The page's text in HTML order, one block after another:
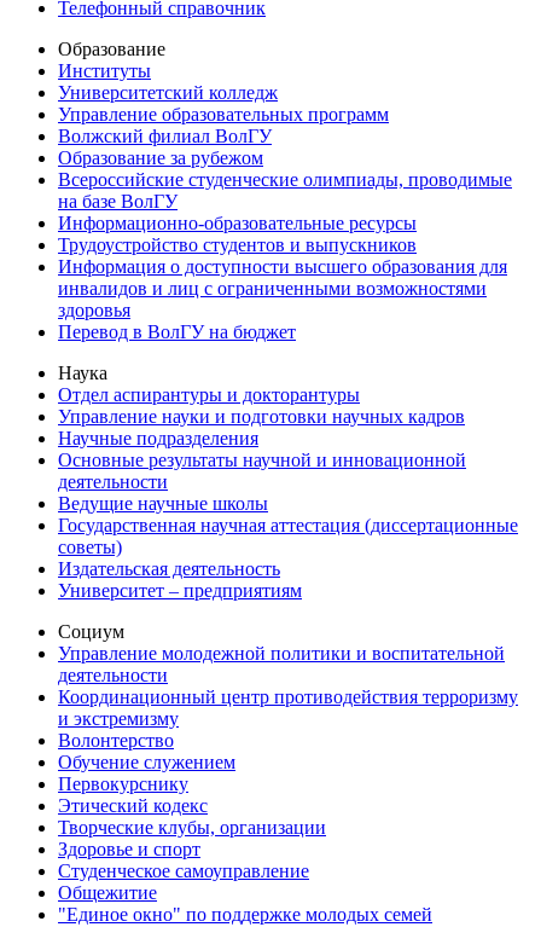
Телефонный справочник
Образование
Институты
Университетский колледж
Управление образовательных программ
Волжский филиал ВолГУ
Образование за рубежом
Всероссийские студенческие олимпиады, проводимые
на базе ВолГУ
Информационно-образовательные ресурсы
Трудоустройство студентов и выпускников
Информация о доступности высшего образования для
инвалидов и лиц с ограниченными возможностями
здоровья
Перевод в ВолГУ на бюджет
Наука
Отдел аспирантуры и докторантуры
Управление науки и подготовки научных кадров
Научные подразделения
Основные результаты научной и инновационной
деятельности
Ведущие научные школы
Государственная научная аттестация (диссертационные
советы)
Издательская деятельность
Университет – предприятиям
Социум
Управление молодежной политики и воспитательной
деятельности
Координационный центр противодействия терроризму
и экстремизму
Волонтерство
Обучение служением
Первокурснику
Этический кодекс
Творческие клубы, организации
Здоровье и спорт
Студенческое самоуправление
Общежитие
"Единое окно" по поддержке молодых семей